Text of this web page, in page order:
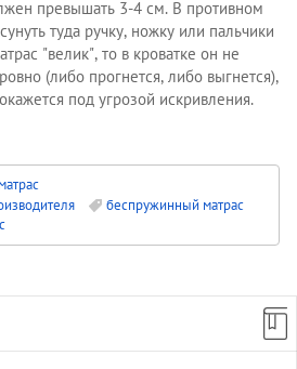
превышать 3-4 см. В противном
туда ручку, ножку или пальчики
"велик", то в кроватке он не
(либо прогнется, либо выгнется),
под угрозой искривления.
беспружинный матрас